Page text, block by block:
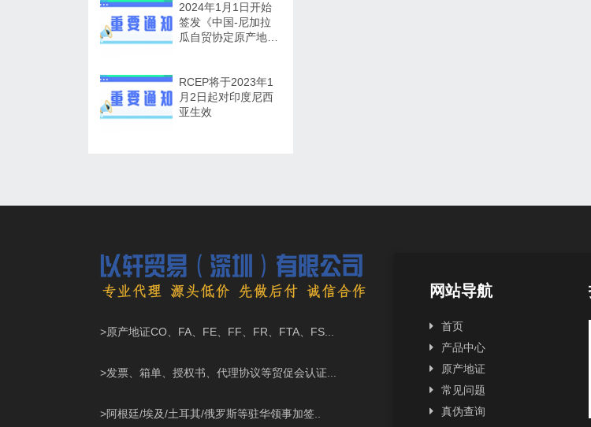
2024年1月1日开始
签发《中国-尼加拉
瓜自贸协定原产地证
RCEP将于2023年1
月2日起对印度尼西
亚生效
>原产地证CO、FA、FE、FF、FR、FTA、FS...
>发票、箱单、授权书、代理协议等贸促会认证...
>阿根廷/埃及/土耳其/俄罗斯等驻华领事加签..
网站导航
首页
产品中心
原产地证
常见问题
真伪查询